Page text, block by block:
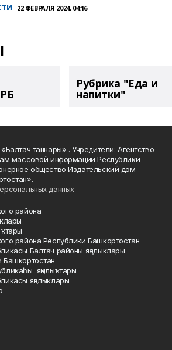
22 ФЕВРАЛЯ 2024, 04:16
Рубрика "Еда и
напитки"
таннары» . Учредители: Агентство
массовой информации Республики
общество Издательский дом
данных
района
района Республики Башкортостан
Балтач районы яңалыклары
Башкортостан
яңылыҡтары
яңалыклары